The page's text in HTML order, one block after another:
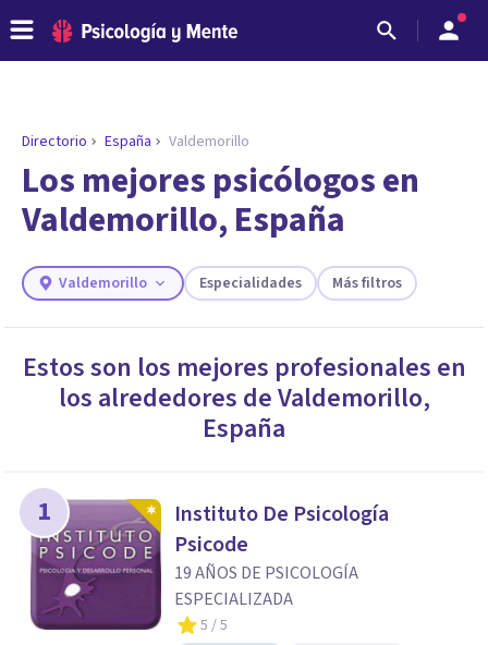
ENCONTRAR MI TERAPEUTA
¿Necesitas ayuda para encontrar el
psicólogo adecuado?
los profesionales que más se ajustan a tus
necesidades.
Responder cuestionario
Directorio España Valdemorillo
Los mejores psicólogos en
Valdemorillo, España
Valdemorillo Especialidades Más filtros
Estos son los mejores profesionales en
los alrededores deValdemorillo,
España
1
Instituto De Psicología
Psicode
19 AÑOS DE PSICOLOGÍA
ESPECIALIZADA
5 / 5